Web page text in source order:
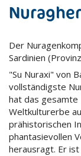
Der
Sardinien
"Su Nuraxi" von
vollständigste
hat das gesamte
Weltkulturerbe
prähistorischen
phantasievollen
herausragt. Er